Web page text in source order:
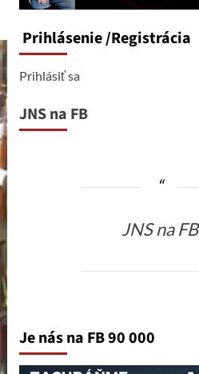
Prihlásenie/Registrácia
Prihlásiť sa
JNS na FB
JNS na FB
Je nás na FB 90 000